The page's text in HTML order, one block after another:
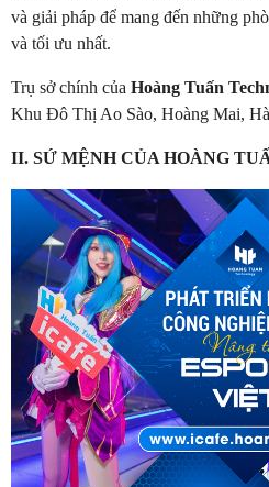
và giải pháp để mang đến những
và tối ưu nhất.
Trụ sở chính của Hoàng Tuấn
Khu Đô Thị Ao Sào, Hoàng Mai,
II. SỨ MỆNH CỦA HOÀNG